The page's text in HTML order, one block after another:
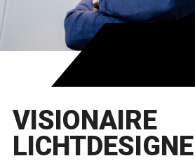
VISIONAIRE